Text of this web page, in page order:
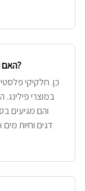
האם המוצרים שלכם נקיים מחלקיקי פלסטיק זעירים?
כן. חלקיקי
במוצרי
והם מגיעים
דגים וחיות